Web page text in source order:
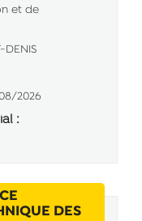
et de
DENIS
2026
:
DES